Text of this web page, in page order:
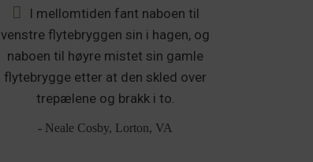
I mellomtiden fant naboen til
venstre flytebryggen sin i hagen, og
naboen til høyre mistet sin gamle
flytebrygge etter at den skled over
trepælene og brakk i to.
- Neale Cosby, Lorton, VA